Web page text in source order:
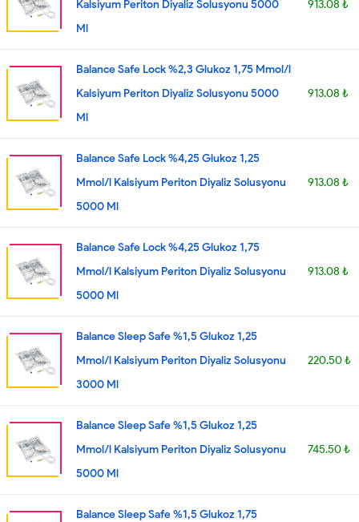
Kalsiyum Periton Diyaliz Solusyonu 5000
Ml
913.08 ₺
Balance Safe Lock %2,3 Glukoz 1,75 Mmol/l
Kalsiyum Periton Diyaliz Solusyonu 5000
Ml
913.08 ₺
Balance Safe Lock %4,25 Glukoz 1,25
Mmol/l Kalsiyum Periton Diyaliz Solusyonu
5000 Ml
913.08 ₺
Balance Safe Lock %4,25 Glukoz 1,75
Mmol/l Kalsiyum Periton Diyaliz Solusyonu
5000 Ml
913.08 ₺
Balance Sleep Safe %1,5 Glukoz 1,25
Mmol/l Kalsiyum Periton Diyaliz Solusyonu
3000 Ml
220.50 ₺
Balance Sleep Safe %1,5 Glukoz 1,25
Mmol/l Kalsiyum Periton Diyaliz Solusyonu
5000 Ml
745.50 ₺
Balance Sleep Safe %1,5 Glukoz 1,75